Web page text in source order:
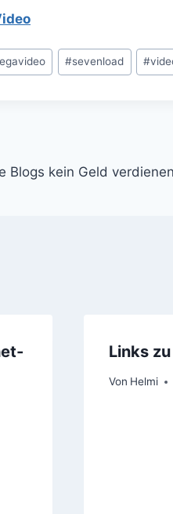
#sevenload #
Blogs kein Geld verdienen
Links
Von Helmi